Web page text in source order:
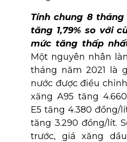
Tính chung 8 tháng
tăng 1,79% so với
mức tăng thấp
Một nguyên nhân
tháng năm 2021 là
nước được điều
xăng A95 tăng
E5 tăng 4.380 đồng/
tăng 3.290 đồng/lít.
trước, giá xăng